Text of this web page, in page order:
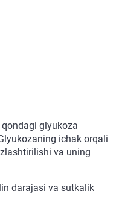
glyukoza
ichak orqali
va uning
darajasi va sutkalik